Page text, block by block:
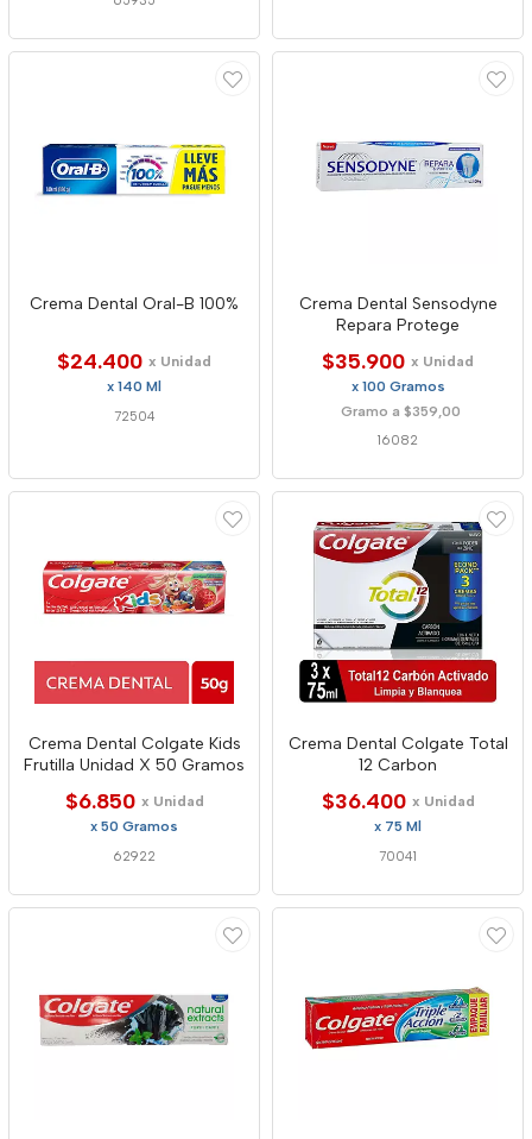
Crema Dental Oral-B 100%
$24.400 x Unidad
x 140 Ml
72504
Crema Dental Sensodyne
Repara Protege
$35.900 x Unidad
x 100 Gramos
Gramo a $359,00
16082
Crema Dental Colgate Kids
Frutilla Unidad X 50 Gramos
$6.850 x Unidad
x 50 Gramos
62922
Crema Dental Colgate Total
12 Carbon
$36.400 x Unidad
x 75 Ml
70041